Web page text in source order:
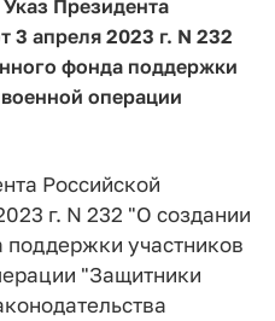
Президента
3 апреля 2023 г. N 232
фонда поддержки
операции
Российской
г. N 232 "О создании
поддержки участников
"Защитники